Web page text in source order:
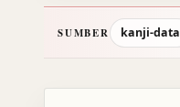
SUMBER kanji-data